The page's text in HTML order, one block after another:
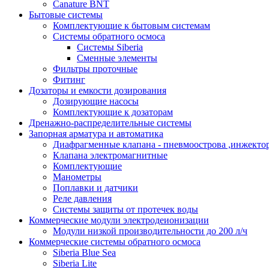
Сanature BNT
Бытовые системы
Комплектующие к бытовым системам
Системы обратного осмоса
Системы Siberia
Сменные элементы
Фильтры проточные
Фитинг
Дозаторы и емкости дозирования
Дозирующие насосы
Комплектующие к дозаторам
Дренажно-распределительные системы
Запорная арматура и автоматика
Диафрагменные клапана - пневмоострова
Клапана электромагнитные
Комплектующие
Манометры
Поплавки и датчики
Реле давления
Системы защиты от протечек воды
Коммерческие модули электродеионизации
Модули низкой производительности до 200 л/ч
Коммерческие системы обратного осмоса
Siberia Blue Sea
Siberia Lite